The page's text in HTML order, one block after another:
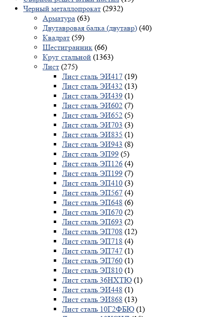
Черный металлопрокат (2932)
Арматура (63)
Двутавровая балка (двутавр) (40)
Квадрат (59)
Шестигранник (66)
Круг стальной (1363)
Лист (275)
Лист сталь ЭИ417 (19)
Лист сталь ЭИ432 (13)
Лист сталь ЭИ439 (1)
Лист сталь ЭИ602 (7)
Лист сталь ЭИ652 (5)
Лист сталь ЭИ703 (3)
Лист сталь ЭИ835 (1)
Лист сталь ЭИ943 (8)
Лист сталь ЭП99 (5)
Лист сталь ЭП126 (4)
Лист сталь ЭП199 (7)
Лист сталь ЭП410 (3)
Лист сталь ЭП567 (4)
Лист сталь ЭП648 (6)
Лист сталь ЭП670 (2)
Лист сталь ЭП693 (2)
Лист сталь ЭП708 (12)
Лист сталь ЭП718 (4)
Лист сталь ЭП747 (1)
Лист сталь ЭП760 (1)
Лист сталь ЭП810 (1)
Лист сталь 36НХТЮ (1)
Лист сталь ЭИ448 (1)
Лист сталь ЭИ868 (13)
Лист сталь 10Г2ФБЮ (1)